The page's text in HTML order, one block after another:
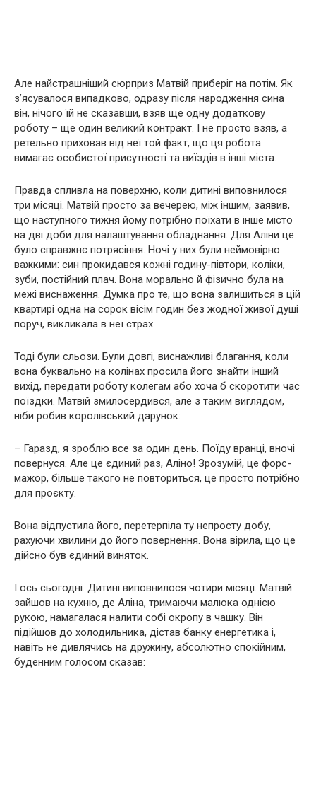
Але найстрашніший сюрприз Матвій приберіг на потім. Як
з’ясувалося випадково, одразу після народження сина
він, нічого їй не сказавши, взяв ще одну додаткову
роботу – ще один великий контракт. І не просто взяв, а
ретельно приховав від неї той факт, що ця робота
вимагає особистої присутності та виїздів в інші міста.
Правда спливла на поверхню, коли дитині виповнилося
три місяці. Матвій просто за вечерею, між іншим, заявив,
що наступного тижня йому потрібно поїхати в інше місто
на дві доби для налаштування обладнання. Для Аліни це
було справжнє потрясіння. Ночі у них були неймовірно
важкими: син прокидався кожні годину-півтори, коліки,
зуби, постійний плач. Вона морально й фізично була на
межі виснаження. Думка про те, що вона залишиться в цій
квартирі одна на сорок вісім годин без жодної живої душі
поруч, викликала в неї страх.
Тоді були сльози. Були довгі, виснажливі благання, коли
вона буквально на колінах просила його знайти інший
вихід, передати роботу колегам або хоча б скоротити час
поїздки. Матвій змилосердився, але з таким виглядом,
ніби робив королівський дарунок:
– Гаразд, я зроблю все за один день. Поїду вранці, вночі
повернуся. Але це єдиний раз, Аліно! Зрозумій, це форс-
мажор, більше такого не повториться, це просто потрібно
для проєкту.
Вона відпустила його, перетерпіла ту непросту добу,
рахуючи хвилини до його повернення. Вона вірила, що це
дійсно був єдиний виняток.
І ось сьогодні. Дитині виповнилося чотири місяці. Матвій
зайшов на кухню, де Аліна, тримаючи малюка однією
рукою, намагалася налити собі окропу в чашку. Він
підійшов до холодильника, дістав банку енергетика і,
навіть не дивлячись на дружину, абсолютно спокійним,
буденним голосом сказав: